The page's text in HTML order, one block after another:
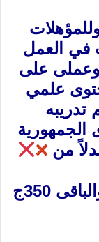
في العمل
على
علمي
تدريبه
يتم دفع 200 جنيه عند الحجز والباقى 350ج